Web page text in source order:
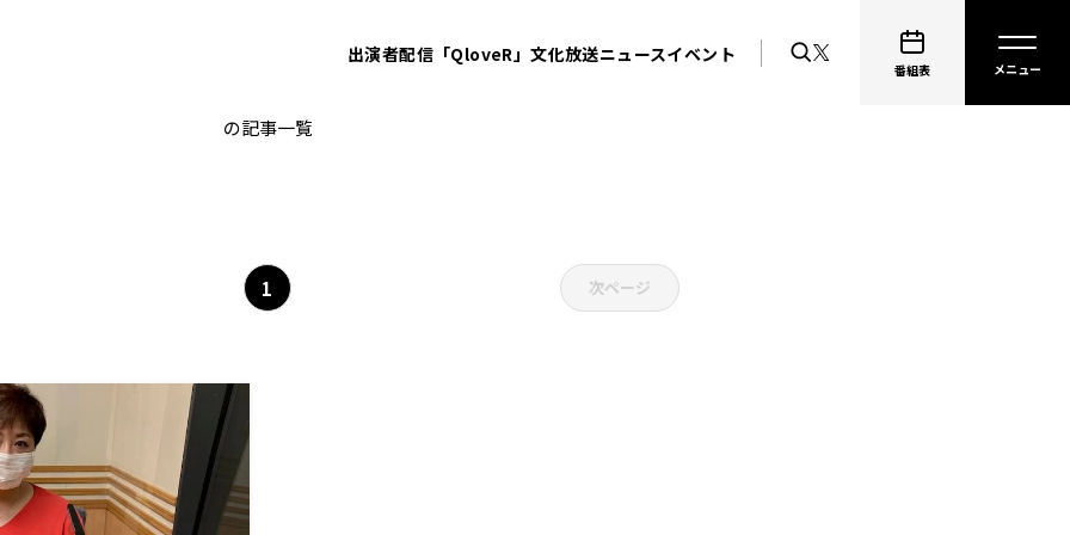
出演者配信「QloveR」文化放送ニュースイベント
番組表
の記事一覧
1 次ページ